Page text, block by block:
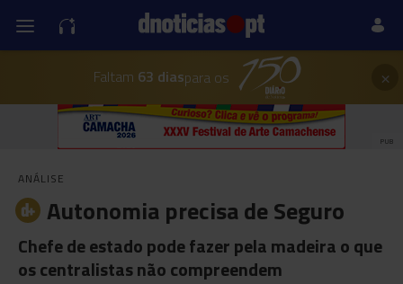
Faltam 63 diaspara os ×
PUB
ANÁLISE
Autonomia precisa de Seguro
Chefe de estado pode fazer pela madeira o que
os centralistas não compreendem